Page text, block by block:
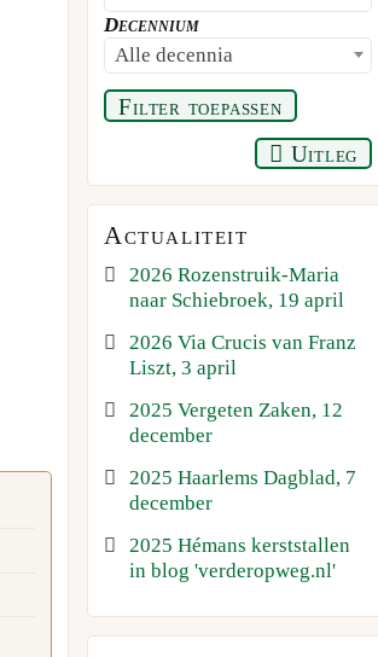
Decennium
Alle decennia
Filter toepassen
Uitleg
Actualiteit
2026 Rozenstruik-Maria
naar Schiebroek, 19 april
2026 Via Crucis van Franz
Liszt, 3 april
2025 Vergeten Zaken, 12
december
2025 Haarlems Dagblad, 7
december
2025 Hémans kerststallen
in blog 'verderopweg.nl'